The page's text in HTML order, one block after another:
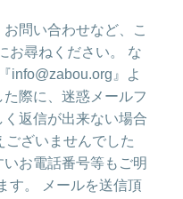
問い合わせなど、こ
お尋ねください。 な
info@zabou.org』よ
際に、迷惑メールフ
返信が出来ない場合
ございませんでした
お電話番号等もご明
す。 メールを送信頂